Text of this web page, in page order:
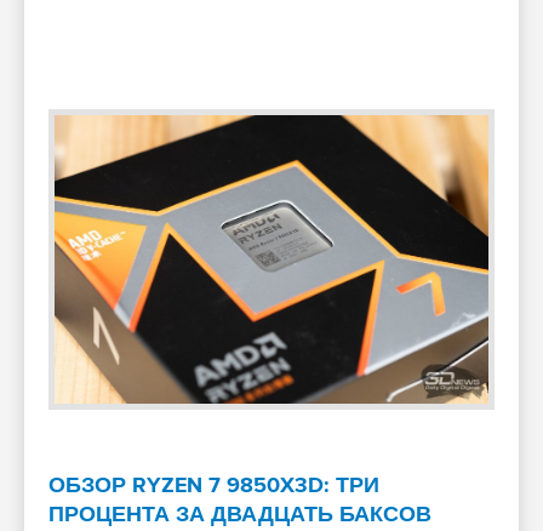
ОБЗОР RYZEN 7 9850X3D: ТРИ
ПРОЦЕНТА ЗА ДВАДЦАТЬ БАКСОВ